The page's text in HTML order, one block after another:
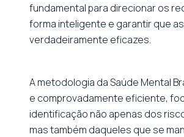
fundamental para direcionar os
forma inteligente e garantir que
verdadeiramente eficazes.
A metodologia da Saúde Mental
e comprovadamente eficiente,
identificação não apenas dos
mas também daqueles que se